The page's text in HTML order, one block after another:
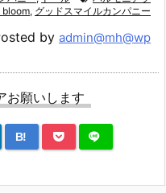
bloom, グッドスマイルカンパニー
by admin@mh@wp
お願いします
B!